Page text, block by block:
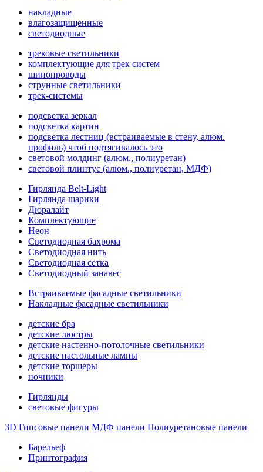
накладные
влагозащищенные
светодиодные
трековые светильники
комплектующие для трек систем
шинопроводы
струнные светильники
трек-системы
подсветка зеркал
подсветка картин
подсветка лестниц (встраиваемые в стену, алюм.
профиль) чтоб подтягивалось это
световой молдинг (алюм., полиуретан)
световой плинтус (алюм., полиуретан, МДФ)
Гирлянда Belt-Light
Гирлянда шарики
Дюралайт
Комплектующие
Неон
Светодиодная бахрома
Светодиодная нить
Светодиодная сетка
Светодиодный занавес
Встраиваемые фасадные светильники
Накладные фасадные светильники
детские бра
детские люстры
детские настенно-потолочные светильники
детские настольные лампы
детские торшеры
ночники
Гирлянды
световые фигуры
3D Гипсовые панели МДФ панели Полиуретановые панели
Барельеф
Принтография